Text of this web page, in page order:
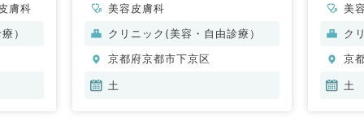
膚科
）
美容皮膚科
クリニック(美容・自由診療）
京都府京都市下京区
土
美
ク
京
土